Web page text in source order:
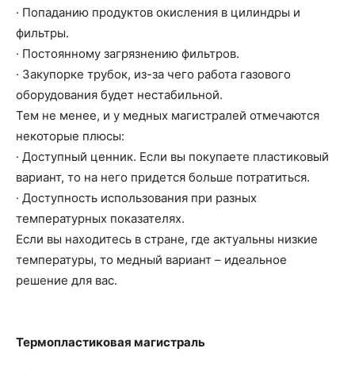
· Попаданию продуктов окисления в цилиндры и
фильтры.
· Постоянному загрязнению фильтров.
· Закупорке трубок, из-за чего работа газового
оборудования будет нестабильной.
Тем не менее, и у медных магистралей отмечаются
некоторые плюсы:
· Доступный ценник. Если вы покупаете пластиковый
вариант, то на него придется больше потратиться.
· Доступность использования при разных
температурных показателях.
Если вы находитесь в стране, где актуальны низкие
температуры, то медный вариант – идеальное
решение для вас.
Термопластиковая магистраль